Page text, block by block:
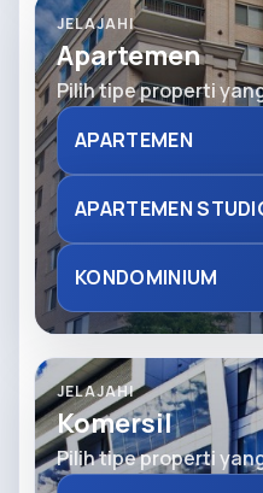
JELAJAHI
Apartemen
Pilih tipe properti
APARTEMEN
APARTEMEN
KONDOMINIUM
JELAJAHI
Komersil
Pilih tipe properti